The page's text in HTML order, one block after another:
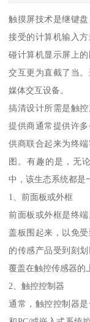
触摸屏技术是继键
接受的计算机输入
碰计算机显示屏上
交互更为直截了当
媒体交互设备。
搞清设计所需是触
提供商通常提供许
供商联合起来为终
图。有趣的是，无
中，该生态系统都是
1、前面板或外框
前面板或外框是终
盖板围起来，以免
的传感产品受到刻
覆盖在触控传感器的
2、触控控制器
通常，触控控制器